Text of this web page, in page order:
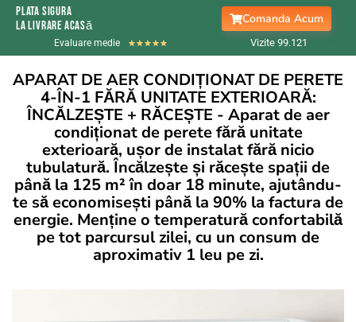
Plata sigura
la livrare acasă
Comanda Acum
Evaluare medie ★★★★★ Vizite 99.121
APARAT DE AER CONDIȚIONAT DE PERETE
4-ÎN-1 FĂRĂ UNITATE EXTERIOARĂ:
ÎNCĂLZEȘTE + RĂCEȘTE - Aparat de aer
condiționat de perete fără unitate
exterioară, ușor de instalat fără nicio
tubulatură. Încălzește și răcește spații de
până la 125 m² în doar 18 minute, ajutându-
te să economisești până la 90% la factura de
energie. Menține o temperatură confortabilă
pe tot parcursul zilei, cu un consum de
aproximativ 1 leu pe zi.